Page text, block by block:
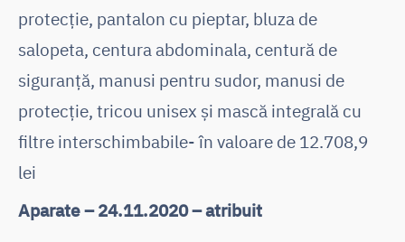
protecție, pantalon cu pieptar, bluza de
salopeta, centura abdominala, centură de
siguranță, manusi pentru sudor, manusi de
protecție, tricou unisex și mască integrală cu
filtre interschimbabile- în valoare de 12.708,9
lei
Aparate – 24.11.2020 – atribuit